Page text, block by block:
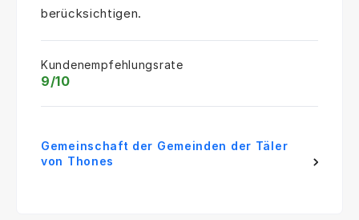
berücksichtigen.
Kundenempfehlungsrate
9/10
Gemeinschaft der Gemeinden der Täler
von Thones